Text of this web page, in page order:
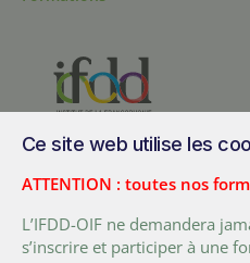
Canada
Tél. :+ (1) 418 692 5727
Fax :+ (1) 418 692 5644
Ce site web utilise les
ATTENTION : toutes nos
L’IFDD-OIF ne demandera
s’inscrire et participer à une